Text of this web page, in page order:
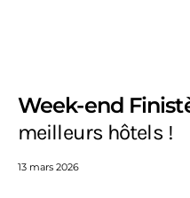
Week-end
meilleurs hôtels !
13 mars 2026